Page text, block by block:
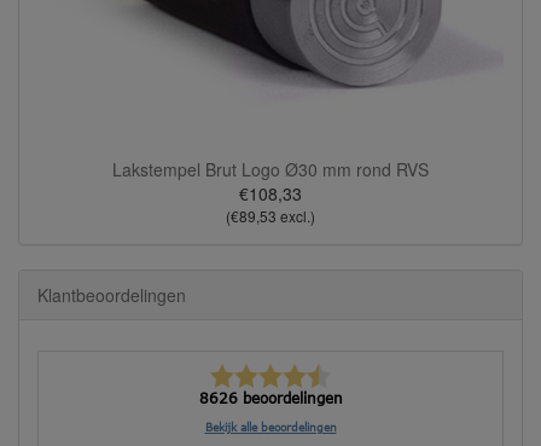
Lakstempel Brut Logo Ø30 mm rond RVS
€108,33
(€89,53 excl.)
Klantbeoordelingen
8626 beoordelingen
Bekijk alle beoordelingen